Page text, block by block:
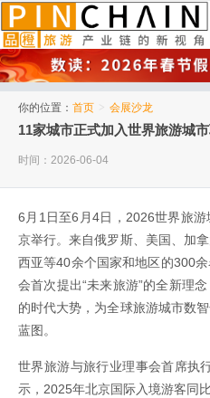
你的位置： 首页 > 会展沙龙
11家城市正式加入世界旅游城
时间：2026-06-04
6月1日至6月4日，2026世界旅
京举行。来自俄罗斯、美国、加
西亚等40余个国家和地区的300
会首次提出“未来旅游”的全新理
的时代大势，为全球旅游城市数
蓝图。
世界旅游与旅行业理事会首席执
示，2025年北京国际入境游客同